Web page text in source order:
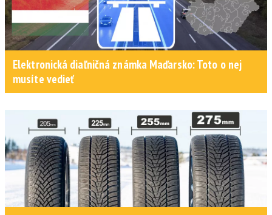
Elektronická diaľničná známka Maďarsko: Toto o nej
musíte vedieť